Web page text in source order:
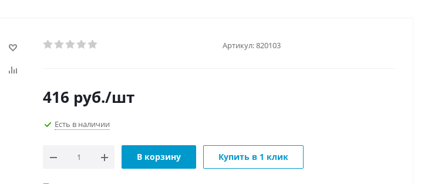
Артикул:820103
416 руб./шт
Есть в наличии
В корзину Купить в 1 клик